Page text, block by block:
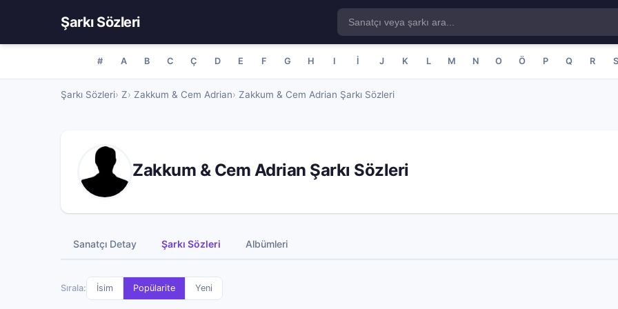
Şarkı Sözleri
# A B C Ç D E F G H I İ J K L M N O Ö P Q R S
Şarkı Sözleri Z Zakkum & Cem Adrian Zakkum & Cem Adrian Şarkı Sözleri
Zakkum & Cem Adrian Şarkı Sözleri
Sanatçı Detay Şarkı Sözleri Albümleri
Sırala: İsim Popülarite Yeni